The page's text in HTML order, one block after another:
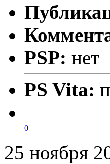
PSP: нет
PS Vita:
0
25 ноября